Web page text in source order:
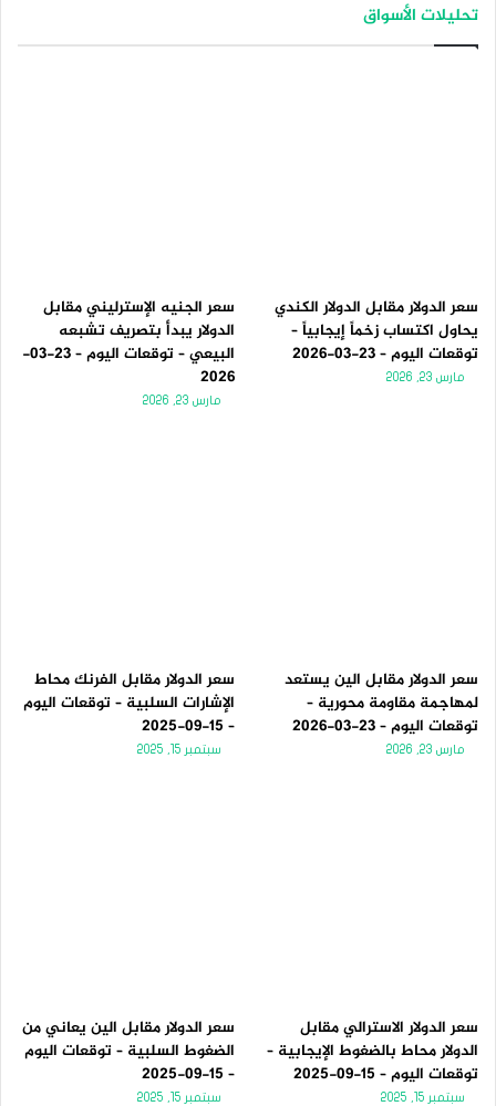
تحليلات الأسواق
سعر الدولار مقابل الدولار الكندي
يحاول اكتساب زخماً إيجابياً –
توقعات اليوم – 23-03-2026
مارس 23, 2026
سعر الجنيه الإسترليني مقابل
الدولار يبدأ بتصريف تشبعه
البيعي – توقعات اليوم – 23-03-
2026
مارس 23, 2026
سعر الدولار مقابل الين يستعد
لمهاجمة مقاومة محورية –
توقعات اليوم – 23-03-2026
مارس 23, 2026
سعر الدولار مقابل الفرنك محاط
الإشارات السلبية – توقعات اليوم
– 15-09-2025
سبتمبر 15, 2025
سعر الدولار الاسترالي مقابل
الدولار محاط بالضغوط الإيجابية –
توقعات اليوم – 15-09-2025
سبتمبر 15, 2025
سعر الدولار مقابل الين يعاني من
الضغوط السلبية – توقعات اليوم
– 15-09-2025
سبتمبر 15, 2025